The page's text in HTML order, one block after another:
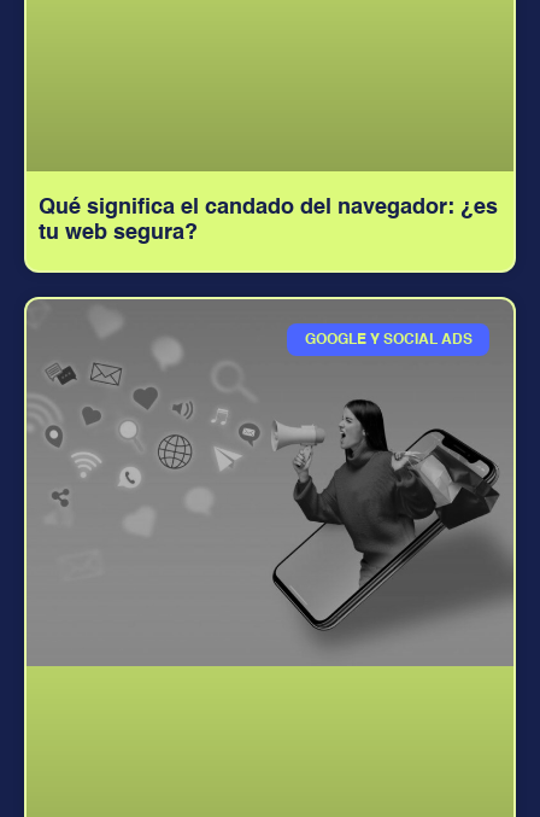
Qué significa el candado del navegador: ¿es
tu web segura?
GOOGLE Y SOCIAL ADS